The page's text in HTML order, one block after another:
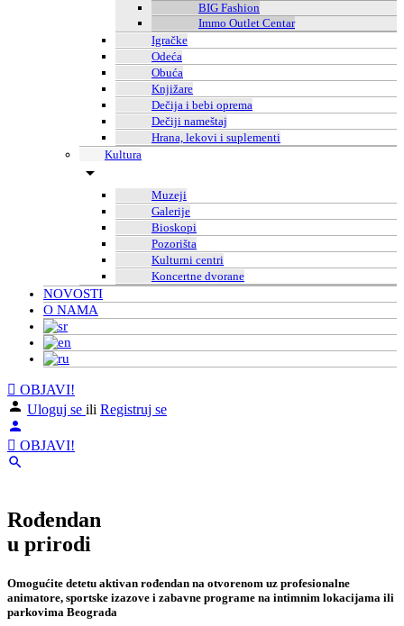
BIG Fashion
Immo Outlet Centar
Igračke
Odeća
Obuća
Knjižare
Dečija i bebi oprema
Dečiji nameštaj
Hrana, lekovi i suplementi
Kultura
Muzeji
Galerije
Bioskopi
Pozorišta
Kulturni centri
Koncertne dvorane
NOVOSTI
O NAMA
OBJAVI!
Uloguj se ili Registruj se
OBJAVI!
Rođendan
u prirodi
Omogućite detetu aktivan rođendan na otvorenom uz profesionalne
animatore, sportske izazove i zabavne programe na intimnim lokacijama ili
parkovima Beograda